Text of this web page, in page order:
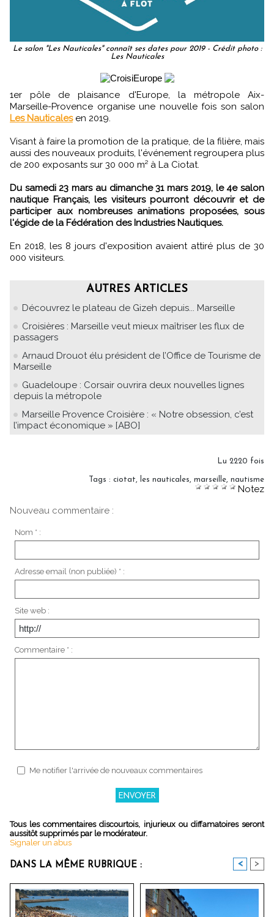
Le salon "Les Nauticales" connaît ses dates pour 2019 - Crédit photo :
Les Nauticales
1er pôle de plaisance d'Europe, la métropole Aix-
Marseille-Provence organise une nouvelle fois son salon
Les Nauticalesen 2019.
Visant à faire la promotion de la pratique, de la filière, mais
aussi des nouveaux produits, l'événement regroupera plus
de 200 exposants sur 30 000 m² à La Ciotat.
Du samedi 23 mars au dimanche 31 mars 2019, le 4e salon
nautique Français, les visiteurs pourront découvrir et de
participer aux nombreuses animations proposées, sous
l'égide de la Fédération des Industries Nautiques.
En 2018, les 8 jours d'exposition avaient attiré plus de 30
000 visiteurs.
AUTRES ARTICLES
Découvrez le plateau de Gizeh depuis... Marseille
Croisières : Marseille veut mieux maîtriser les flux de
passagers
Arnaud Drouot élu président de l’Office de Tourisme de
Marseille
Guadeloupe : Corsair ouvrira deux nouvelles lignes
depuis la métropole
Marseille Provence Croisière : « Notre obsession, c’est
l’impact économique » [ABO]
Lu 2220 fois
Tags : ciotat, les nauticales, marseille, nautisme
Notez
Nouveau commentaire :
Nom * :
Adresse email (non publiée) * :
Site web :
Commentaire * :
Me notifier l'arrivée de nouveaux commentaires
Tous les commentaires discourtois, injurieux ou diffamatoires seront
aussitôt supprimés par le modérateur.
Signaler un abus
DANS LA MÊME RUBRIQUE : < >